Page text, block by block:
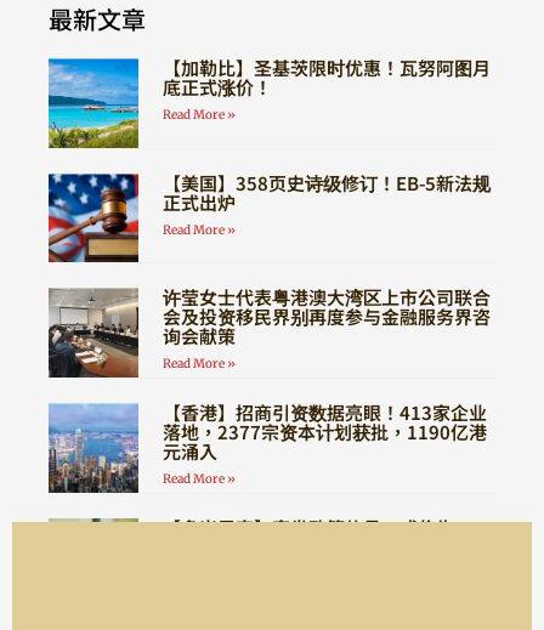
最新文章
【加勒比】圣基茨限时优惠！瓦努阿图月
底正式涨价！
Read More »
【美国】358页史诗级修订！EB-5新法规
正式出炉
Read More »
许莹女士代表粤港澳大湾区上市公司联合
会及投资移民界别再度参与金融服务界咨
询会献策
Read More »
【香港】招商引资数据亮眼！413家企业
落地，2377宗资本计划获批，1190亿港
元涌入
Read More »
【多米尼克】突发政策信号，或将告